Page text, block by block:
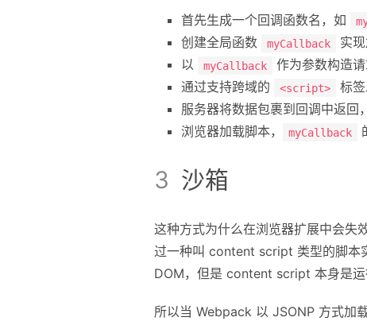
首先生成一个回调函数名，如
创建全局函数
myCallback
实
以
myCallback 作为参数构造
通过支持跨域的
<script> 标签
服务器将数据包裹到回调中返回
浏览器加载脚本，
myCallback
沙箱
这种方式为什么在浏览器扩展中会失
过一种叫 content script 类型的脚本
DOM，但是 content script 本身是运
所以当 Webpack 以 JSONP 方式加